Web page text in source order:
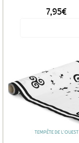
7,95€
TEMPÊTE DE L'OUEST